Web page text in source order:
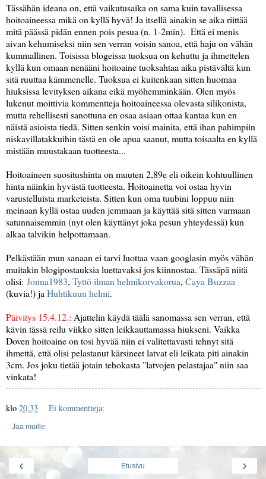
Tässähän ideana on, että vaikutusaika on sama kuin tavallisessa
hoitoaineessa mikä on kyllä hyvä! Ja itsellä ainakin se aika riittää
mitä päässä pidän ennen pois pesua (n. 1-2min). Että ei menis
aivan kehumiseksi niin sen verran voisin sanoa, että haju on vähän
kummallinen. Toisissa blogeissa tuoksua on kehuttu ja ihmettelen
kyllä kun omaan nenääni hoitoaine tuoksahtaa aika pistävältä kun
sitä ruuttaa kämmenelle. Tuoksua ei kuitenkaan sitten huomaa
hiuksissa levityksen aikana eikä myöhemminkään. Olen myös
lukenut moittivia kommentteja hoitoaineessa olevasta silikonista,
mutta rehellisesti sanottuna en osaa asiaan ottaa kantaa kun en
näistä asioista tiedä. Sitten senkin voisi mainita, että ihan pahimpiin
niskavillatakkuihin tästä en ole apua saanut, mutta toisaalta en kyllä
mistään muustakaan tuotteesta...
Hoitoaineen suositushinta on muuten 2,89e eli oikein kohtuullinen
hinta näinkin hyvästä tuotteesta. Hoitoainetta voi ostaa hyvin
varustelluista marketeista. Sitten kun oma tuubini loppuu niin
meinaan kyllä ostaa uuden jemmaan ja käyttää sitä sitten varmaan
satunnaisemmin (nyt olen käyttänyt joka pesun yhteydessä) kun
alkaa talvikin helpottamaan.
Pelkästään mun sanaan ei tarvi luottaa vaan googlasin myös vähän
muitakin blogipostauksia luettavaksi jos kiinnostaa. Tässäpä niitä
olisi: Jonna1983, Tyttö ilman helmikorvakorua, Caya Buzzaa
(kuvia!) ja Huhtikuun helmi.
Päivitys 15.4.12.: Ajattelin käydä täälä sanomassa sen verran, että
kävin tässä reilu viikko sitten leikkauttamassa hiukseni. Vaikka
Doven hoitoaine on tosi hyvää niin ei valitettavasti tehnyt sitä
ihmettä, että olisi pelastanut kärsineet latvat eli leikata piti ainakin
3cm. Jos joku tietää jotain tehokasta "latvojen pelastajaa" niin saa
vinkata!
klo 20.33 Ei kommentteja:
Jaa muille
‹ ›
Etusivu